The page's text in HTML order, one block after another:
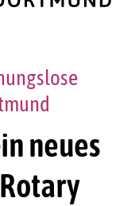
neues